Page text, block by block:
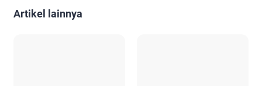
Artikel lainnya